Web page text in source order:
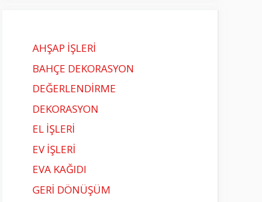
AHŞAP İŞLERİ
BAHÇE DEKORASYON
DEĞERLENDİRME
DEKORASYON
EL İŞLERİ
EV İŞLERİ
EVA KAĞIDI
GERİ DÖNÜŞÜM